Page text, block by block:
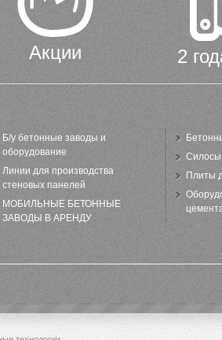
Акции 2
Б/у бетонные заводы и
оборудование
Линии для производства
стеновых панелей
МОБИЛЬНЫЕ БЕТОННЫЕ
ЗАВОДЫ В АРЕНДУ
Силосы
Плиты